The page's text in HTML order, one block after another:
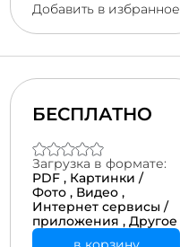
Добавить в избранное
БЕСПЛАТНО
Загрузка в формате:
PDF , Картинки /
Фото , Видео ,
Интернет сервисы /
приложения , Другое